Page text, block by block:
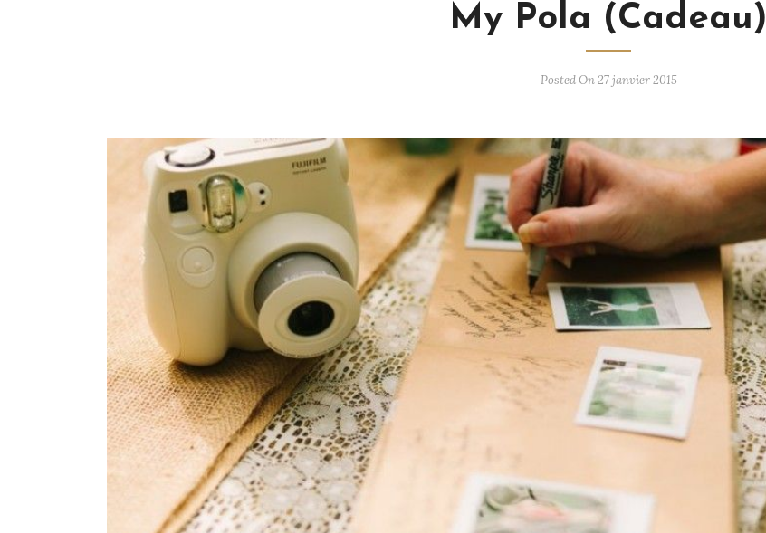
My Pola (Cadeau)
Posted On 27 janvier 2015